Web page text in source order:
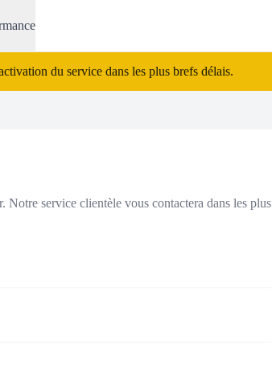
du service dans les plus brefs délais.
Notre service clientèle vous contactera dans les plus